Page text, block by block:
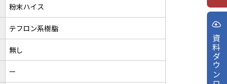
粉末ハイス
テフロン系樹脂
無し
ー